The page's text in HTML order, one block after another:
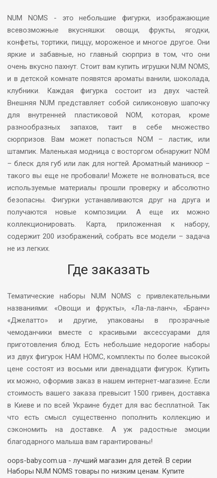
NUM NOMS - это небольшие фигурки, изображающие
всевозможные вкусняшки: овощи, фрукты, ягодки,
конфеты, тортики, пиццу, мороженое и многое другое. Они
яркие и забавные, но главный сюрприз в том, что они
очень вкусно пахнут. Стоит вам купить игрушки NUM NOMS,
и в детской комнате появятся ароматы ванили, шоколада,
клубники. Каждая фигурка состоит из двух частей.
Внешняя NUM представляет собой силиконовую шапочку
для внутренней пластиковой NOM, которая, кроме
разнообразных запахов, таит в себе множество
сюрпризов. Вам может попасться NOM – ластик, или
штампик. Маленькая модница с восторгом обнаружит NOM
– блеск для губ или лак для ногтей. Ароматный маникюр –
такого вы еще не пробовали! Можете не волноваться, все
используемые материалы прошли проверку и абсолютно
безопасны. Фигурки устанавливаются друг на друга и
получаются новые композиции. А еще их можно
коллекционировать. Карта, приложенная к набору,
содержит 200 изображений, собрать все модели – задача
не из легких.
Где заказать
Тематические наборы NUM NOMS с привлекательными
названиями: «Овощи и фрукты», «Ла-ла-ланч», «Бранч»
«Джелатто» и другие, упакованы в прозрачные
чемоданчики вместе с красивыми аксессуарами для
приготовления блюд. Есть небольшие недорогие наборы
из двух фигурок НАМ НОМС, комплекты по более высокой
цене состоят из восьми или двенадцати фигурок. Купить
их можно, оформив заказ в нашем интернет-магазине. Если
стоимость вашего заказа превысит 1500 гривен, доставка
в Киеве и по всей Украине будет для вас бесплатной. Так
что есть смысл существенно пополнить коллекцию и
сэкономить на доставке. А уж радостные эмоции
благодарного малыша вам гарантированы!
oops-baby.com.ua - лучший магазин для детей. В серии
Наборы NUM NOMS товары по низким ценам. Купите